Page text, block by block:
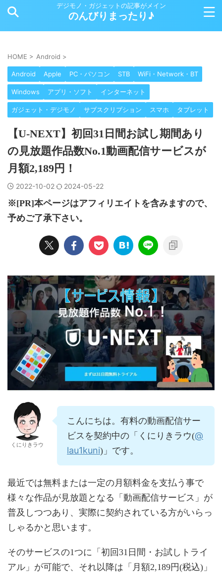
デジモノ・ガジェットの記事がメイン
のんびりまったり♪
HOME > Android >
Android Apple PC・パソコン STB WiFi・Network・BT
Windows アプリ・ソフト インターネット
ガジェット・デジモノ サブスクリプション スマホ タブレット
【U-NEXT】初回31日間お試し期間あり
の見放題作品数No.1動画配信サービスが
月額2,189円！
2022-10-02 2024-05-22
※[PR]本ページはアフィリエイトを含みますので、
予めご了承下さい。
くにりきラウ
こんにちは。有料の動画配信サー
ビスを契約中の「くにりきラウ(@
lau1kuni)」です。
最近では無料または一定の月額料金を支払う事で
様々な作品が見放題となる「動画配信サービス」が
普及しつつあり、実際に契約されている方がいらっ
しゃるかと思います。
そのサービスの1つに「初回31日間・お試しトライ
アル」が可能で、それ以降は「月額2,189円(税込)」